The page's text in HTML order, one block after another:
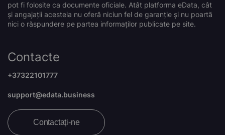
pot fi folosite ca documente oficiale. Atât platforma eData, cât
și angajații acesteia nu oferă niciun fel de garanție și nu poartă
nici o răspundere pe partea informaților publicate pe site.
Contacte
+37322101777
support@edata.business
Contactați-ne